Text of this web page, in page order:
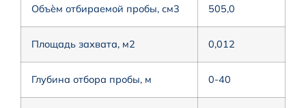
Объѐм отбираемой пробы, см3 505,0
Площадь захвата, м2 0,012
Глубина отбора пробы, м 0-40